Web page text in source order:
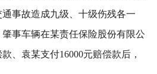
事故造成九级、十级伤残各一
事车辆在某责任保险股份有限公
、袁某支付16000元赔偿款后，